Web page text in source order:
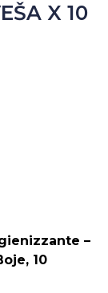
X 10
–
10